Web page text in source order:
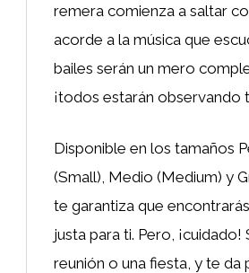
remera comienza a saltar
acorde a la música que
bailes serán un mero
¡todos estarán observando
Disponible en los tamaños
(Small), Medio (Medium) y
te garantiza que
justa para ti. Pero, ¡cuidado!
reunión o una fiesta, y te da